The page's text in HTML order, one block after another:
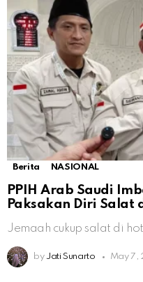
Berita NASIONAL
PPIH Arab Saudi
Paksakan Diri Salat
Jemaah cukup salat di
by Jati Sunarto May 7,